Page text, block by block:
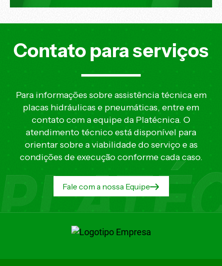
Contato para serviços
Para informações sobre assistência técnica em
placas hidráulicas e pneumáticas, entre em
contato com a equipe da Platécnica. O
atendimento técnico está disponível para
orientar sobre a viabilidade do serviço e as
condições de execução conforme cada caso.
Fale com a nossa Equipe